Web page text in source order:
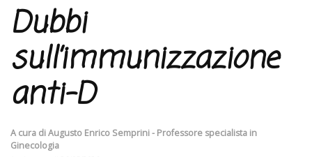
Dubbi
sull’immunizzazione
anti-D
A cura diAugusto Enrico Semprini - Professore specialista in
Ginecologia